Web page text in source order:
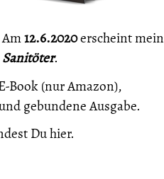
12.6.2020erscheint mein
Sanitöter.
Book (nur Amazon),
gebundene Ausgabe.
Duhier.